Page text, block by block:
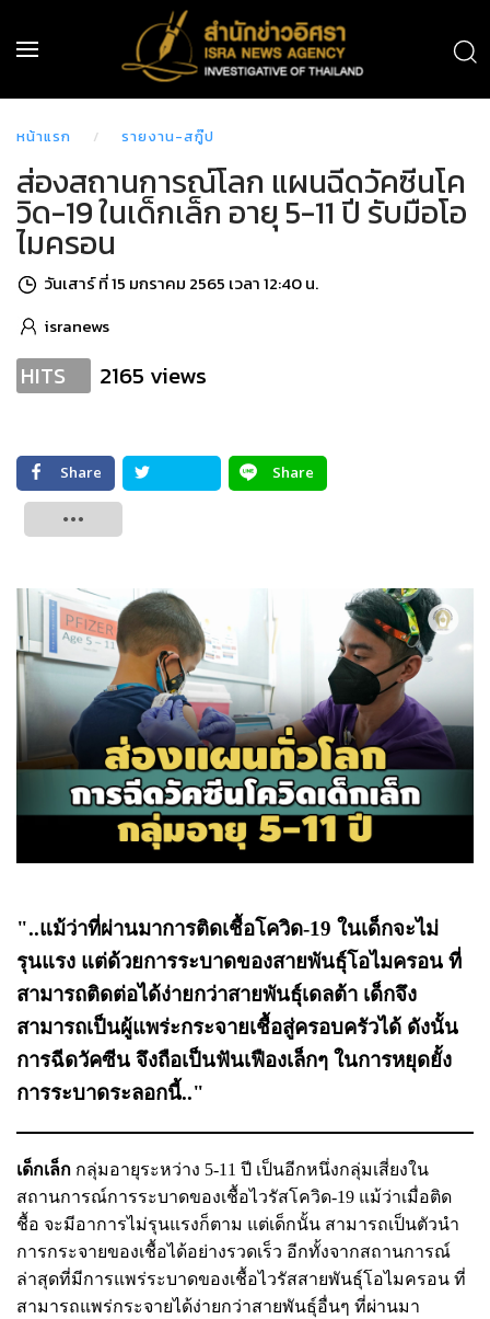
หน้าแรก รายงาน-สกู๊ป
ส่องสถานการณ์โลก แผนฉีดวัคซีนโค
วิด-19 ในเด็กเล็ก อายุ 5-11 ปี รับมือโอ
ไมครอน
วันเสาร์ ที่ 15 มกราคม 2565 เวลา 12:40 น.
isranews
HITS 2165 views
Share
Share
"..แม้ว่าที่ผ่านมาการติดเชื้อโควิด-19 ในเด็กจะไม่
รุนแรง แต่ด้วยการระบาดของสายพันธุ์โอไมครอน ที่
สามารถติดต่อได้ง่ายกว่าสายพันธุ์เดลต้า เด็กจึง
สามารถเป็นผู้แพร่ะกระจายเชื้อสู่ครอบครัวได้ ดังนั้น
การฉีดวัคซีน จึงถือเป็นฟันเฟืองเล็กๆ ในการหยุดยั้ง
การระบาดระลอกนี้.."
เด็กเล็ก กลุ่มอายุระหว่าง 5-11 ปี เป็นอีกหนึ่งกลุ่มเสี่ยงใน
สถานการณ์การระบาดของเชื้อไวรัสโควิด-19 แม้ว่าเมื่อติด
ชื้อ จะมีอาการไม่รุนแรงก็ตาม แต่เด็กนั้น สามารถเป็นตัวนำ
การกระจายของเชื้อได้อย่างรวดเร็ว อีกทั้งจากสถานการณ์
ล่าสุดที่มีการแพร่ระบาดของเชื้อไวรัสสายพันธุ์โอไมครอน ที่
สามารถแพร่กระจายได้ง่ายกว่าสายพันธุ์อื่นๆ ที่ผ่านมา